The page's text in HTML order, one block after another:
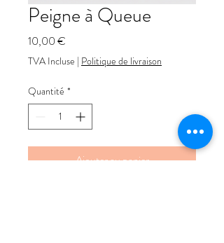
Peigne à Queue
10,00 €
TVA Incluse | Politique de livraison
Quantité *
Ajouter au panier